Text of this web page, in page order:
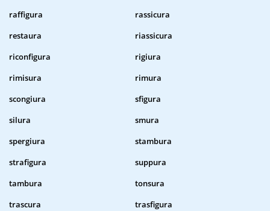
raffigura
rassicura
restaura
riassicura
riconfigura
rigiura
rimisura
rimura
scongiura
sfigura
silura
smura
spergiura
stambura
strafigura
suppura
tambura
tonsura
trascura
trasfigura